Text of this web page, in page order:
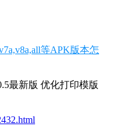
等APK版本怎
最新版 优化打印模版